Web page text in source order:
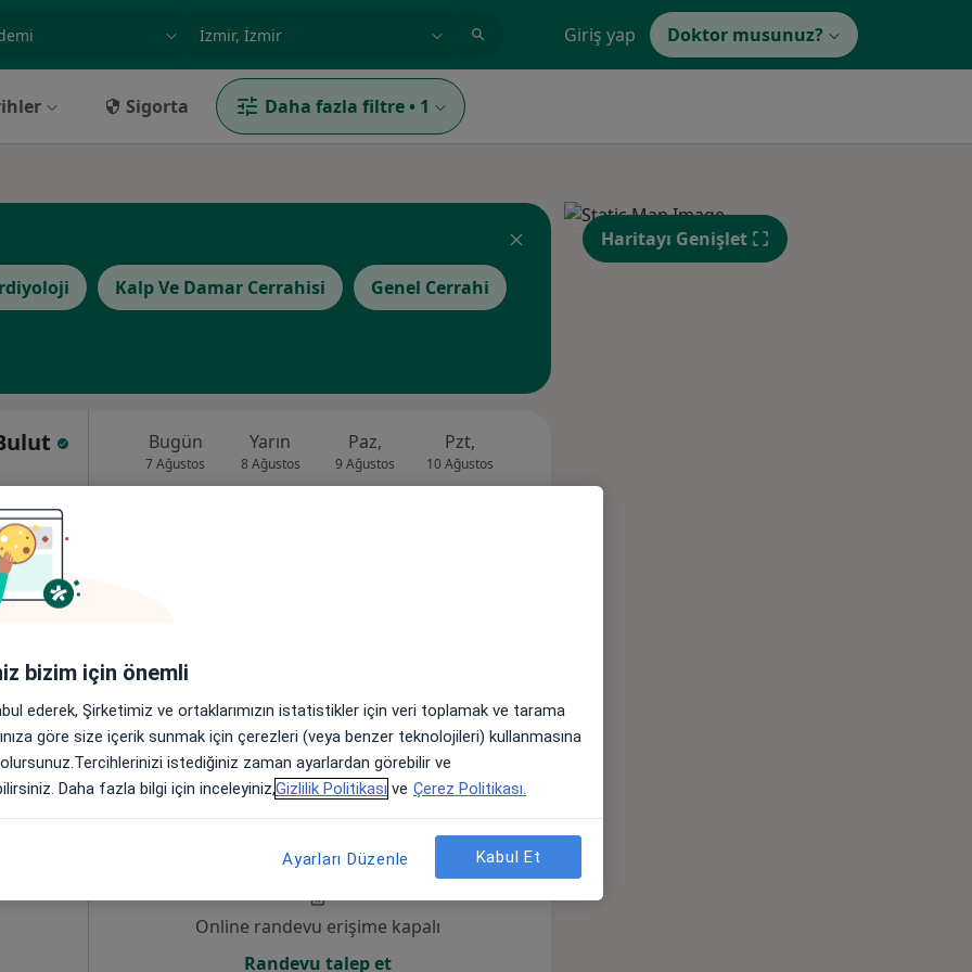
ilgi alanı ve hastalık, isimörnek: İstanbul Giriş yap Doktor musunuz?
Sigorta Daha fazla filtre • 1
Kalp Ve Damar Cerrahisi Genel Cerrahi
• Harita
Bugün
7 Ağustos
Yarın
8 Ağustos
Paz,
9 Ağustos
Pzt,
10 Ağustos
8 Ağustos 9 Ağustos 10 Ağustos 11 Ağustos
Online randevu erişime kapalı
Randevu talep et
Haritayı Genişlet
bizim için önemli
ederek, Şirketimiz ve ortaklarımızın istatistikler için veri toplamak ve tarama
göre size içerik sunmak için çerezleri (veya benzer teknolojileri) kullanmasına
istediğiniz zaman ayarlardan görebilir ve
Daha fazla bilgi için inceleyiniz,Gizlilik Politikası ve Çerez Politikası.
Ayarları Düzenle Kabul Et